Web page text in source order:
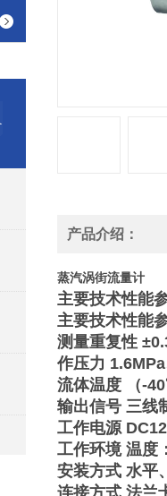
产品介绍：
蒸汽涡街流量计
主要技术性能
主要技术性能
测量重复性
作压力
流体温度 （-
输出信号 三线
工作电源
工作环境 温
安装方式 水平
连接方式 法兰